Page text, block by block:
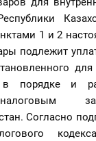
1 и 2
подлежит
в порядке и
Согласно